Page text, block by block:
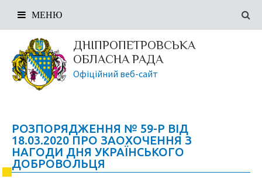
ДНІПРОПЕТРОВСЬКА
ОБЛАСНА РАДА
Офіційний веб-сайт
МЕНЮ
РОЗПОРЯДЖЕННЯ № 59-Р ВІД
18.03.2020 ПРО ЗАОХОЧЕННЯ З
НАГОДИ ДНЯ УКРАЇНСЬКОГО
ДОБРОВОЛЬЦЯ